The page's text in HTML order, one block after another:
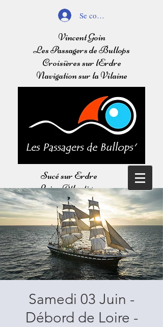
Se connecter
Vincent Goin
Les Passagers de Bullops
Croisières sur lErdre
Navigation sur la Vilaine
Sucé sur Erdre
Loire Atlantique
Balades sur l'Erdre
Navigation sur la Vilaine
Samedi 03 Juin -
Débord de Loire -